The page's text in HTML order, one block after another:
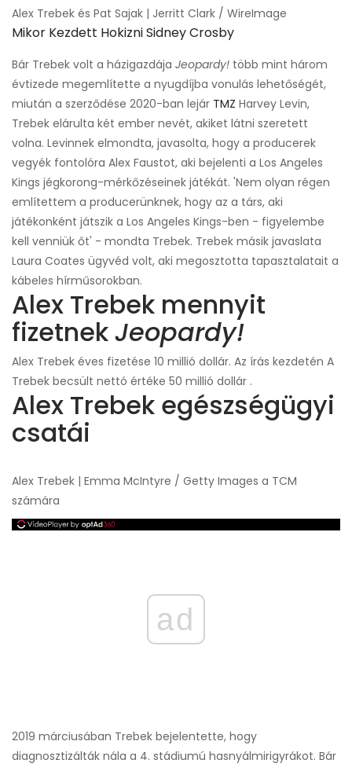
Alex Trebek és Pat Sajak | Jerritt Clark / WireImage
Mikor Kezdett Hokizni Sidney Crosby
Bár Trebek volt a házigazdája Jeopardy! több mint három
évtizede megemlítette a nyugdíjba vonulás lehetőségét,
miután a szerződése 2020-ban lejár TMZ Harvey Levin,
Trebek elárulta két ember nevét, akiket látni szeretett
volna. Levinnek elmondta, javasolta, hogy a producerek
vegyék fontolóra Alex Faustot, aki bejelenti a Los Angeles
Kings jégkorong-mérkőzéseinek játékát. 'Nem olyan régen
említettem a producerünknek, hogy az a társ, aki
játékonként játszik a Los Angeles Kings-ben - figyelembe
kell venniük őt' - mondta Trebek. Trebek másik javaslata
Laura Coates ügyvéd volt, aki megosztotta tapasztalatait a
kábeles hírműsorokban.
Alex Trebek mennyit
fizetnekJeopardy!
Alex Trebek éves fizetése 10 millió dollár. Az írás kezdetén A
Trebek becsült nettó értéke 50 millió dollár .
Alex Trebek egészségügyi
csatái
Alex Trebek | Emma McIntyre / Getty Images a TCM
számára
ad
2019 márciusában Trebek bejelentette, hogy
diagnosztizálták nála a 4. stádiumú hasnyálmirigyrákot. Bár